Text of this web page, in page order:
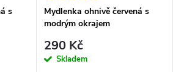
s
Mydlenka ohnivě červená s
modrým okrajem
290 Kč
Skladem